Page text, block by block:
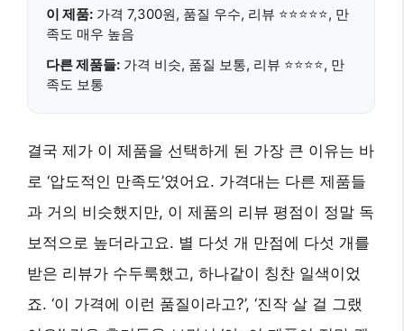
이 제품: 가격 7,300원, 품질 우수, 리뷰 ⭐⭐⭐⭐⭐, 만
족도 매우 높음
다른 제품들: 가격 비슷, 품질 보통, 리뷰 ⭐⭐⭐⭐, 만
족도 보통
결국 제가 이 제품을 선택하게 된 가장 큰 이유는 바
로 ‘압도적인 만족도’였어요. 가격대는 다른 제품들
과 거의 비슷했지만, 이 제품의 리뷰 평점이 정말 독
보적으로 높더라고요. 별 다섯 개 만점에 다섯 개를
받은 리뷰가 수두룩했고, 하나같이 칭찬 일색이었
죠. ‘이 가격에 이런 품질이라고?’, ‘진작 살 걸 그랬